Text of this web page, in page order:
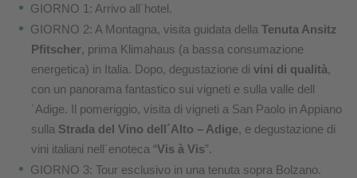
GIORNO 1: Arrivo all´hotel.
GIORNO 2: A Montagna, visita guidata della Tenuta Ansitz
Pfitscher, prima Klimahaus (a bassa consumazione
energetica) in Italia. Dopo, degustazione di vini di qualità,
con un panorama fantastico sui vigneti e sulla valle dell
´Adige. Il pomeriggio, visita di vigneti a San Paolo in Appiano
sulla Strada del Vino dell´Alto – Adige, e degustazione di
vini italiani nell´enoteca “Vis à Vis”.
GIORNO 3: Tour esclusivo in una tenuta sopra Bolzano.